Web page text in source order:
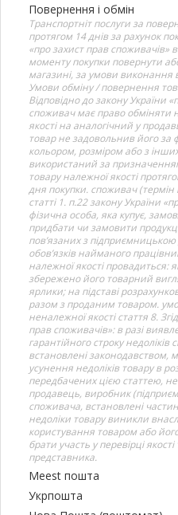
Повернення і обмін
Транспортніт послуги за
протягом 14 днів за рахунок
«про захист прав споживачів»
моменту покупки повернути
магазині, за умови виконання
Умови обміну / повернення
Відповідно до закону України
споживач має право обміняти
якості на аналогічний у
товар не задовольнив його
кольором, розміром або з
використаний за
товару належної якості
дня покупки. споживач (термін
статті 1. п.22 закону України
фізична особа, яка купує,
придбати чи замовити
пов’язаних з
обов’язків найманого
належної якості
збережено його товарний
ярлики; на підставі
разом з проданим товаром.
неналежної якості стаття 8.
прав споживачів»: в разі
гарантійного строку
встановлені законодавством,
усунення недоліків товару в
передбачених цією статтею,
продавець, виробник
споживача, встановлені
недоліки товару виникли
користування товаром або
брати участь у перевірці
представника.
Meest пошта
Укрпошта